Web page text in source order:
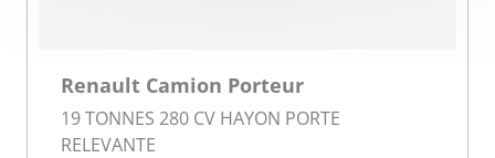
Renault Camion Porteur
19 TONNES 280 CV HAYON PORTE
RELEVANTE